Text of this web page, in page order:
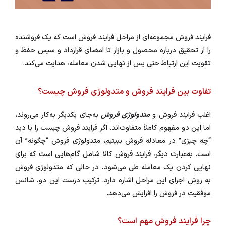
فرایند فروش مجموعه‌ای از مراحل فرایند فروش است که یک فروشنده
را از تحقیق درباره محصول و بازار تا امضای قرارداد و سپس حفظ و
تقویت این ارتباط حتی پس از نهایی شدن معامله، هدایت می‌کند.
تفاوت بین فرایند فروش و متدولوژی فروش چیست؟
اغلب فرایند فروش و متدولوژی فروش به‌جای یکدیگر به‌کار می‌روند،
اما این دو مفهوم کاملاً متفاوت‌اند. اگر فرایند فروش چیست را با دید
“چه چیزی” در معادله فروش ببینیم، متدولوژی فروش “چگونه” آن
است. به‌عبارت دیگر، فرایند فروش کالا شامل گام‌هایی است که برای
نهایی کردن یک معامله طی می‌شود، در حالی که متدولوژی فروش
به روش اجرای این مراحل اشاره دارد. ترکیب درست این دو، شانس
موفقیت در فروش را افزایش می‌دهد.
چرا فرایند فروش مهم است؟